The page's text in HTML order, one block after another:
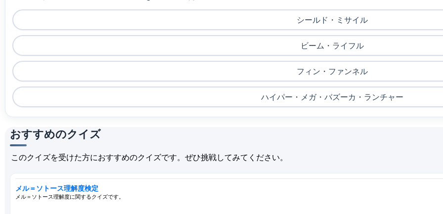
シールド・ミサイル
ビーム・ライフル
フィン・ファンネル
ハイパー・メガ・バズーカ・ランチャー
おすすめのクイズ
このクイズを受けた方におすすめのクイズです。ぜひ挑戦してみてください。
メル＝ソトース理解度検定
メル＝ソトース理解度に関するクイズです。